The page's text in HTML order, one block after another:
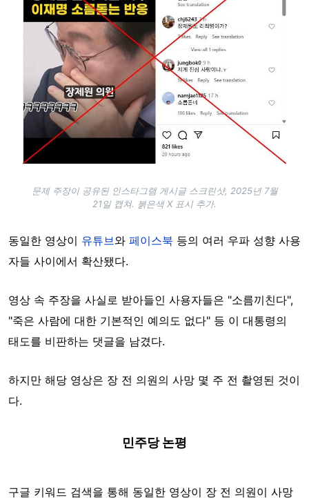
문제 주장이 공유된 인스타그램 게시글 스크린샷, 2025년 7월
21일 캡쳐. 붉은색 X 표시 추가.
동일한 영상이 유튜브와 페이스북 등의 여러 우파 성향 사용
자들 사이에서 확산됐다.
영상 속 주장을 사실로 받아들인 사용자들은 "소름끼친다",
"죽은 사람에 대한 기본적인 예의도 없다" 등 이 대통령의
태도를 비판하는 댓글을 남겼다.
하지만 해당 영상은 장 전 의원의 사망 몇 주 전 촬영된 것이
다.
민주당 논평
구글 키워드 검색을 통해 동일한 영상이 장 전 의원이 사망